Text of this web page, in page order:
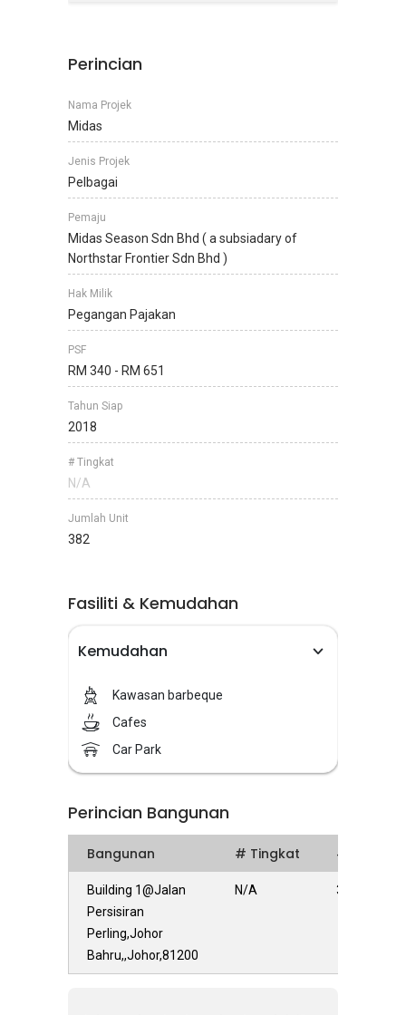
Perincian
Nama Projek
Midas
Jenis Projek
Pelbagai
Pemaju
Midas Season Sdn Bhd ( a subsiadary of
Northstar Frontier Sdn Bhd )
Hak Milik
Pegangan Pajakan
PSF
RM 340 - RM 651
Tahun Siap
2018
# Tingkat
N/A
Jumlah Unit
382
Fasiliti & Kemudahan
Kemudahan
Kawasan barbeque
Cafes
Car Park
Perincian Bangunan
Bangunan # Tingkat # Units
Building 1@Jalan
Persisiran
Perling,Johor
Bahru,,Johor,81200
N/A 382